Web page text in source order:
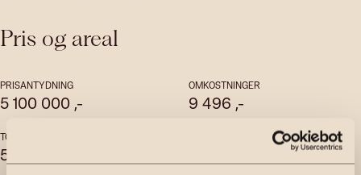
Pris og areal
PRISANTYDNING
5 100 000,-
OMKOSTNINGER
9 496 ,-
TOTALPRIS
5 305 479,76
FELLESKOSTNADER
per mnd